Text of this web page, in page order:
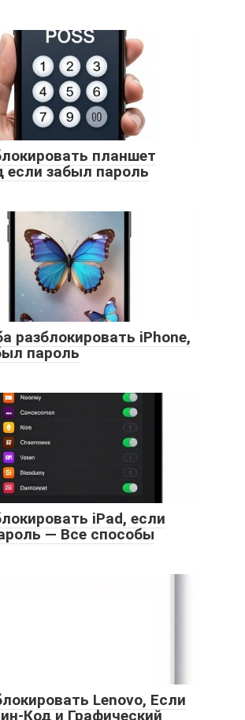
планшет
если забыл пароль
разблокировать iPhone,
пароль
iPad, если
— Все способы
Lenovo, Если
Код и Графический